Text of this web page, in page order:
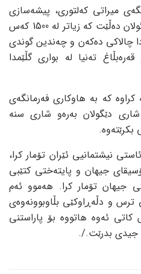
میراتی کەلتوری، پیشەسازی
دەستی و گەشتیاریی قەزای دێگولان دەڵێت کە زیاتر لە 1500 کەس
چالاکی دەکەن و چەندین گوندی
تەنیا لە بواری گڵێمدا
کە بە هاوکاری فەرمانگەی
شاری دێگولان بەرەو شاری سنە
نیشتمانیی ئێران تۆمار کرا،
جیهان و پایتەختی کتێبی
جیهان تۆمار کرا. هەموو ئەم
و دڵەڕاوکێی بڵاوبوونەوەی
کاتی ئەوە هاتووە بۆ پاراستنی
جیدی بدرێت./.